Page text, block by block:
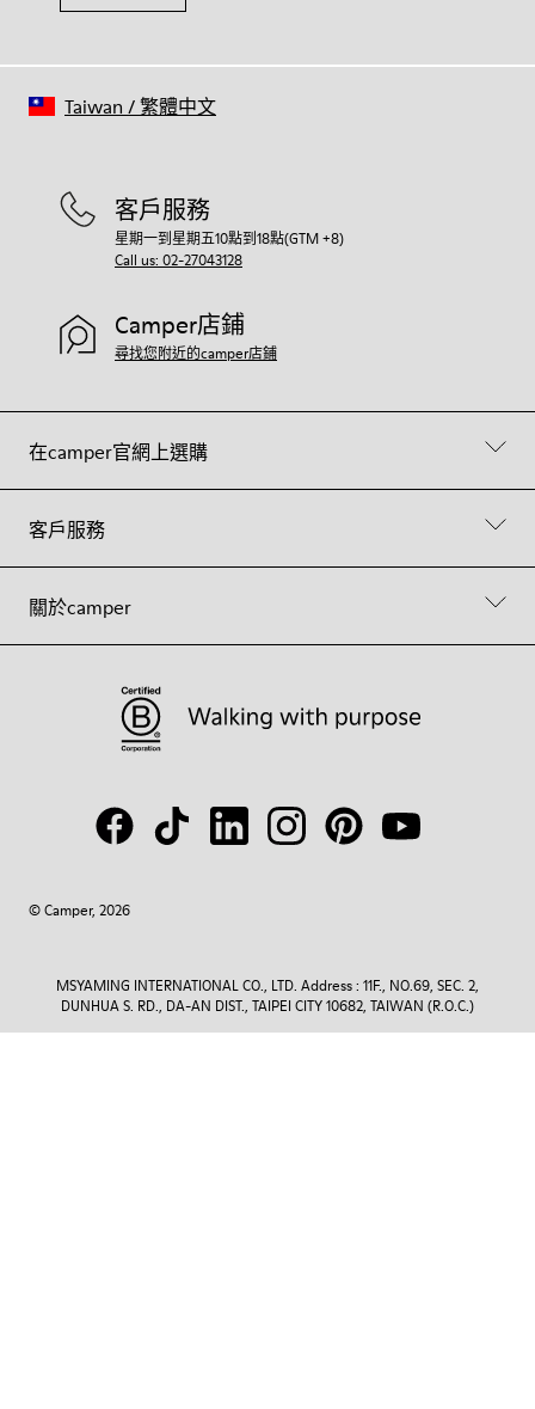
在camper官網上選購
客戶服務
關於camper
客戶服務
星期一到星期五10點到18點(GTM +8)
Call us: 02-27043128
Camper店鋪
尋找您附近的camper店鋪
© Camper, 2026
Taiwan /繁體中文
MSYAMING INTERNATIONAL CO., LTD. Address : 11F., NO.69, SEC. 2,
DUNHUA S. RD., DA-AN DIST., TAIPEI CITY 10682, TAIWAN (R.O.C.)